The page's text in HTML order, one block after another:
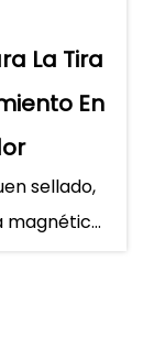
La Tira
En
sellado,
magnética